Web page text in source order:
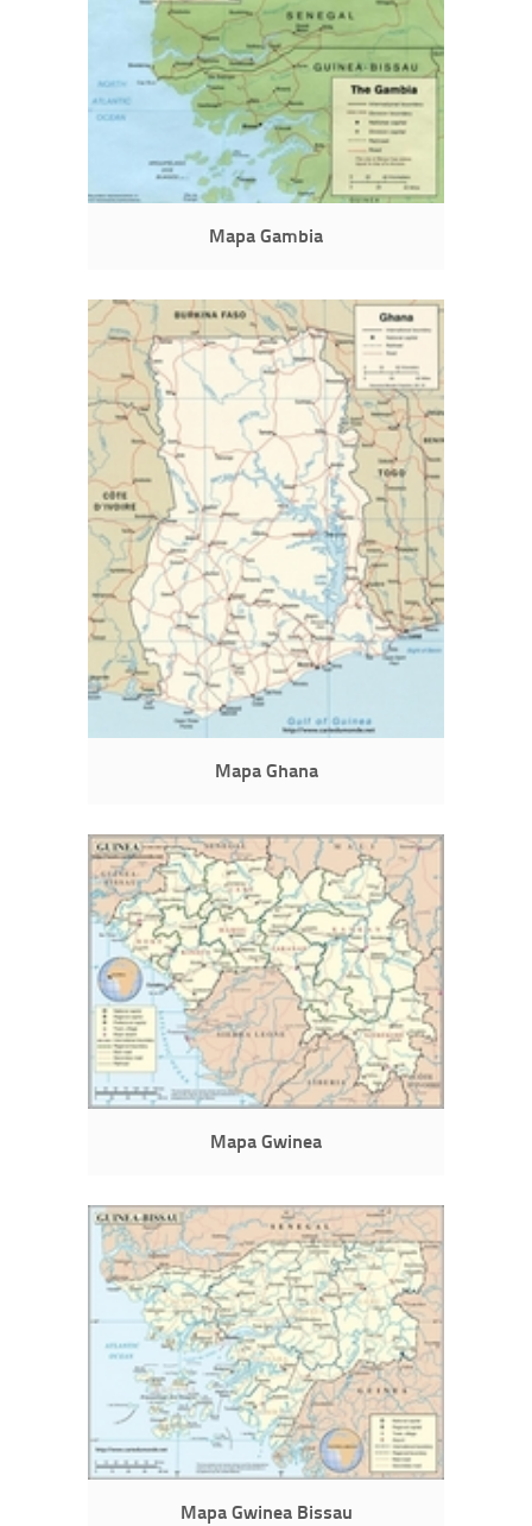
Mapa Gambia
Mapa Ghana
Mapa Gwinea
Mapa Gwinea Bissau